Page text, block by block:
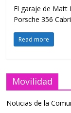
El garaje de Matt
Porsche 356
Read more
Movilidad
Noticias de la